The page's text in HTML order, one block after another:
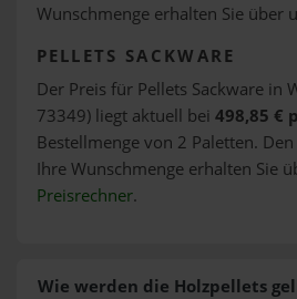
Wunschmenge erhalten Sie über
PELLETS SACKWARE
Der Preis für Pellets Sackware in
73349) liegt aktuell bei 498,85 €
Bestellmenge von 2 Paletten.
Ihre Wunschmenge erhalten Sie
Preisrechner.
Wie werden die Holzpellets